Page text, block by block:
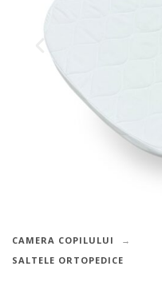
CAMERA COPILULUI
SALTELE ORTOPEDICE